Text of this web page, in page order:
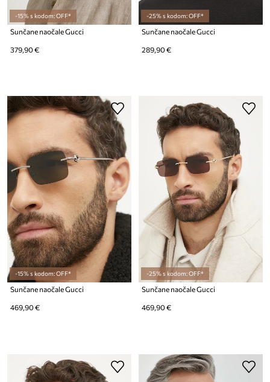
-15% s kodom: OFF*
Sunčane naočale Gucci
379,90 €
-25% s kodom: OFF*
Sunčane naočale Gucci
289,90 €
-15% s kodom: OFF*
Sunčane naočale Gucci
469,90 €
-25% s kodom: OFF*
Sunčane naočale Gucci
469,90 €